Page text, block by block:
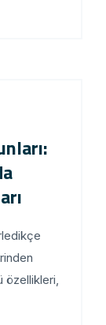
özellikleri,